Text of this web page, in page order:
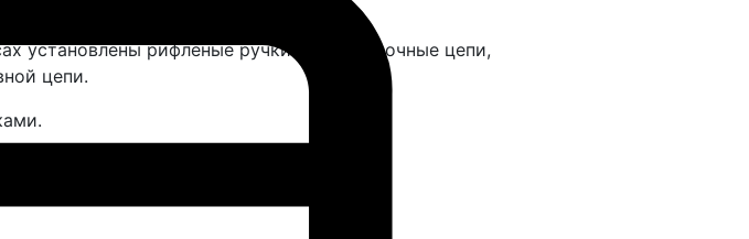
установлены рифлёные ручки и страховочные цепи,
цепи.